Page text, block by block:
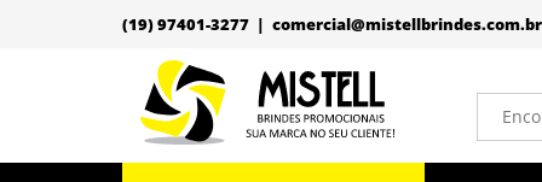
(19) 97401-3277 | comercial@mistellbrindes.com.br